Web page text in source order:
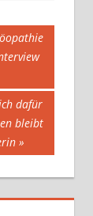
dafür
bleibt